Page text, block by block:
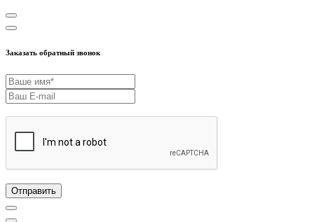
Заказать обратный звонок
Отправить